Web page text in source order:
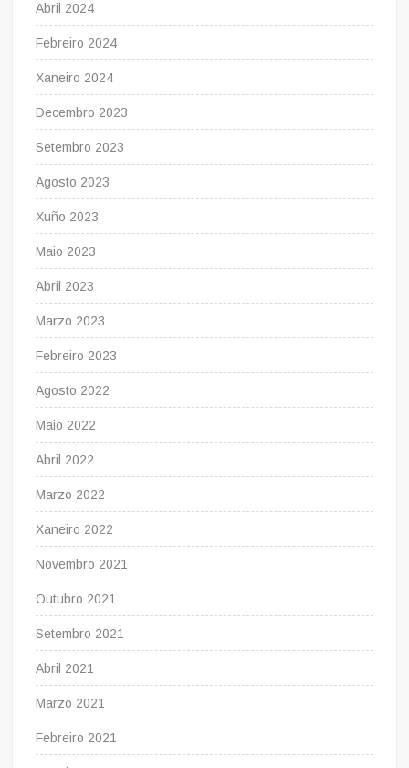
Abril 2024
Febreiro 2024
Xaneiro 2024
Decembro 2023
Setembro 2023
Agosto 2023
Xuño 2023
Maio 2023
Abril 2023
Marzo 2023
Febreiro 2023
Agosto 2022
Maio 2022
Abril 2022
Marzo 2022
Xaneiro 2022
Novembro 2021
Outubro 2021
Setembro 2021
Abril 2021
Marzo 2021
Febreiro 2021